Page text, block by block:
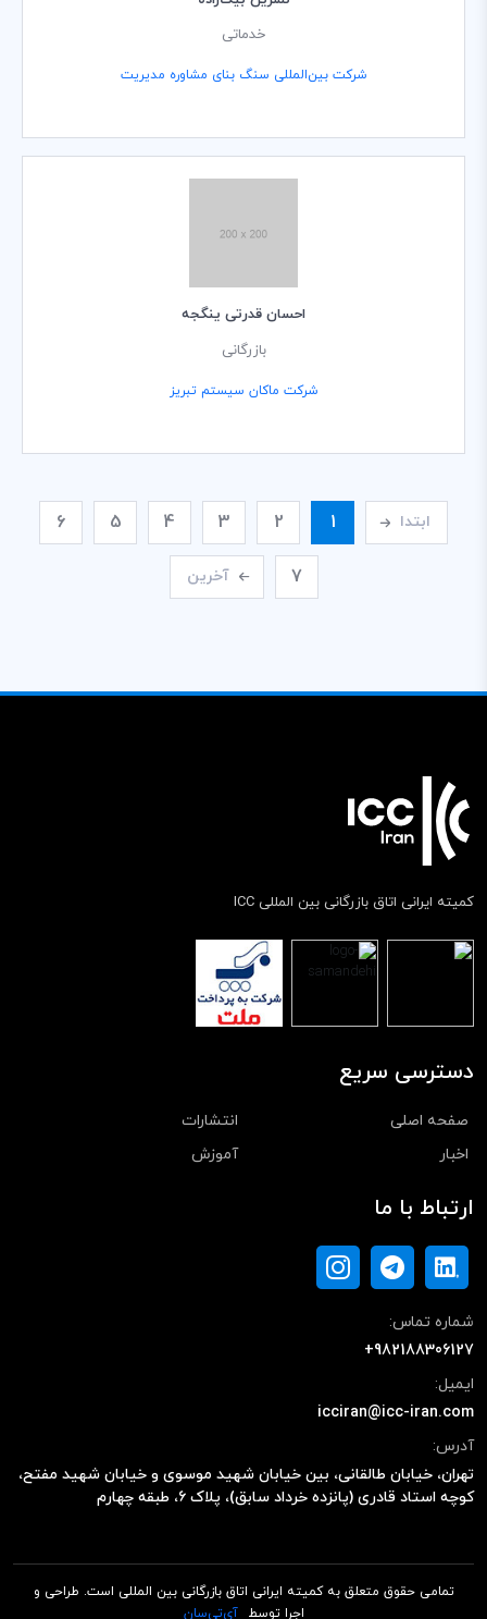
خدماتی
شرکت بین‌المللی سنگ بنای مشاوره مدیریت
احسان قدرتی ینگجه
بازرگانی
شرکت ماکان سیستم تبریز
ابتدا 1
2
3
4
5
6
7 آخرین
کمیته ایرانی اتاق بازرگانی بین المللی ICC
دسترسی سریع
صفحه اصلی
انتشارات
اخبار
آموزش
ارتباط با ما
شماره تماس:
+982188306127
ایمیل:
icciran@icc-iran.com
آدرس:
تهران، خیابان طالقانی، بین خیابان شهید موسوی و خیابان شهید مفتح،
کوچه استاد قادری (پانزده خرداد سابق)، پلاک ۶، طبقه چهارم
تمامی حقوق متعلق به کمیته ایرانی اتاق بازرگانی بین المللی است. طراحی و
اجرا توسط
آی‌تی‌سان